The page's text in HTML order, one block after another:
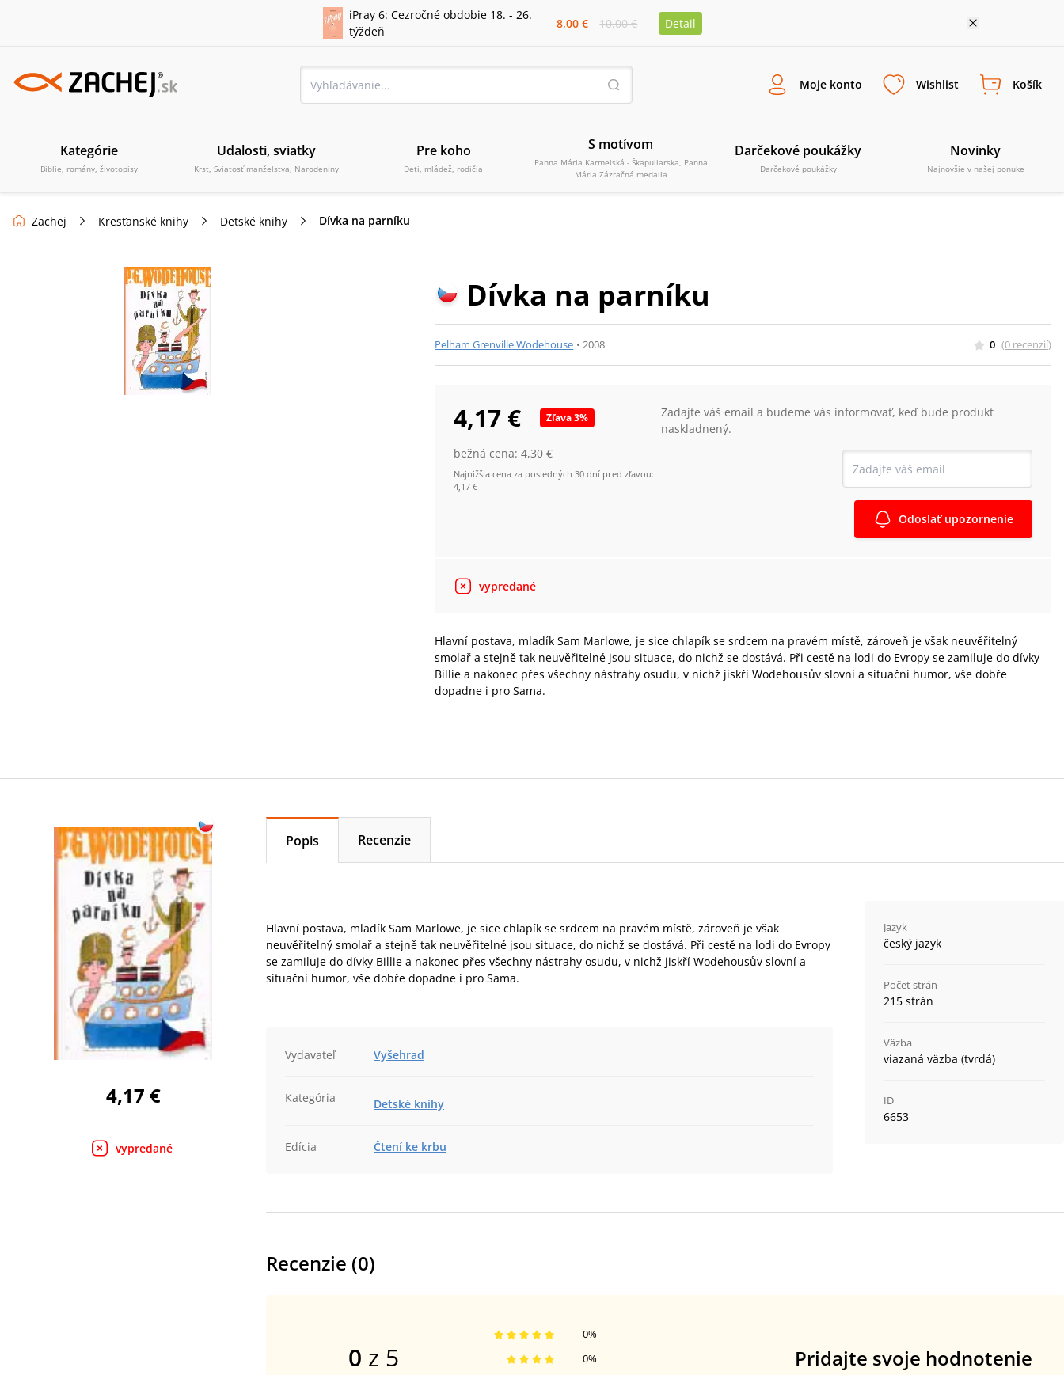
iPray 6: Cezročné obdobie 18. - 26.
týždeň
8,00 € 10,00 € Detail
Moje konto Wishlist Košík
Kategórie
Biblie, romány, životopisy
Udalosti, sviatky
Krst, Sviatosť manželstva, Narodeniny
Pre koho
Deti, mládež, rodičia
S motívom
Panna Mária Karmelská - Škapuliarska, Panna
Mária Zázračná medaila
Darčekové poukážky
Darčekové poukážky
Novinky
Najnovšie v našej ponuke
Zachej Kresťanské knihy Detské knihy Dívka na parníku
Dívka na parníku
Pelham Grenville Wodehouse •2008 0 (0 recenzií)
4,17 € Zľava3%
bežná cena:4,30 €
Najnižšia cena za posledných 30 dní pred zľavou:
4,17 €
Zadajte váš email a budeme vás informovať, keď bude produkt
naskladnený.
Odoslať upozornenie
vypredané
Hlavní postava, mladík Sam Marlowe, je sice chlapík se srdcem na pravém místě, zároveň je však neuvěřitelný
smolař a stejně tak neuvěřitelné jsou situace, do nichž se dostává. Při cestě na lodi do Evropy se zamiluje do dívky
Billie a nakonec přes všechny nástrahy osudu, v nichž jiskří Wodehousův slovní a situační humor, vše dobře
dopadne i pro Sama.
4,17 €
vypredané
Popis Recenzie
Hlavní postava, mladík Sam Marlowe, je sice chlapík se srdcem na pravém místě, zároveň je však
neuvěřitelný smolař a stejně tak neuvěřitelné jsou situace, do nichž se dostává. Při cestě na lodi do Evropy
se zamiluje do dívky Billie a nakonec přes všechny nástrahy osudu, v nichž jiskří Wodehousův slovní a
situační humor, vše dobře dopadne i pro Sama.
Vydavateľ Vyšehrad
Kategória Detské knihy
Edícia Čtení ke krbu
Jazyk
český jazyk
Počet strán
215 strán
Väzba
viazaná väzba (tvrdá)
ID
6653
Recenzie (0)
0 z 5 0%
0%
Pridajte svoje hodnotenie